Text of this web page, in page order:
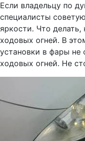
Если владельцу по
специалисты
яркости. Что
ходовых огней. В
установки в фары не
ходовых огней. Не